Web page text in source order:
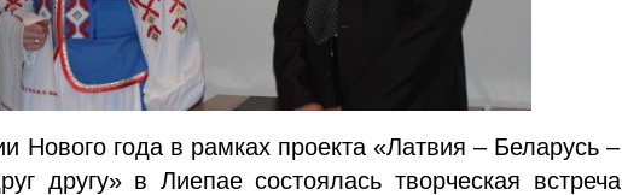
Нового года в рамках проекта «Латвия – Беларусь –
другу» в Лиепае состоялась творческая встреча